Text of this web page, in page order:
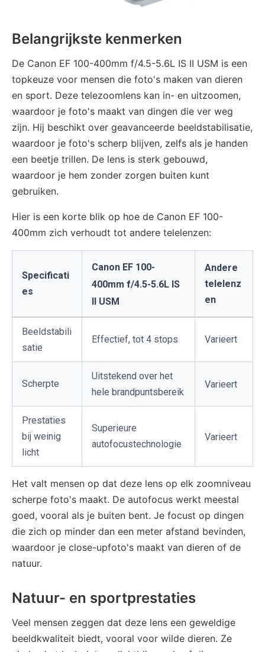
Belangrijkste kenmerken
De Canon EF 100-400mm f/4.5-5.6L IS II USM is een
topkeuze voor mensen die foto's maken van dieren
en sport. Deze telezoomlens kan in- en uitzoomen,
waardoor je foto's maakt van dingen die ver weg
zijn. Hij beschikt over geavanceerde beeldstabilisatie,
waardoor je foto's scherp blijven, zelfs als je handen
een beetje trillen. De lens is sterk gebouwd,
waardoor je hem zonder zorgen buiten kunt
gebruiken.
Hier is een korte blik op hoe de Canon EF 100-
400mm zich verhoudt tot andere telelenzen:
Specificati
es
Canon EF 100-
400mm f/4.5-5.6L IS
II USM
Andere
telelenz
en
Beeldstabili
satie
Effectief, tot 4 stops Varieert
Scherpte
Uitstekend over het
hele brandpuntsbereik
Varieert
Prestaties
bij weinig
licht
Superieure
autofocustechnologie
Varieert
Het valt mensen op dat deze lens op elk zoomniveau
scherpe foto's maakt. De autofocus werkt meestal
goed, vooral als je buiten bent. Je focust op dingen
die zich op minder dan een meter afstand bevinden,
waardoor je close-upfoto's maakt van dieren of de
natuur.
Natuur- en sportprestaties
Veel mensen zeggen dat deze lens een geweldige
beeldkwaliteit biedt, vooral voor wilde dieren. Ze